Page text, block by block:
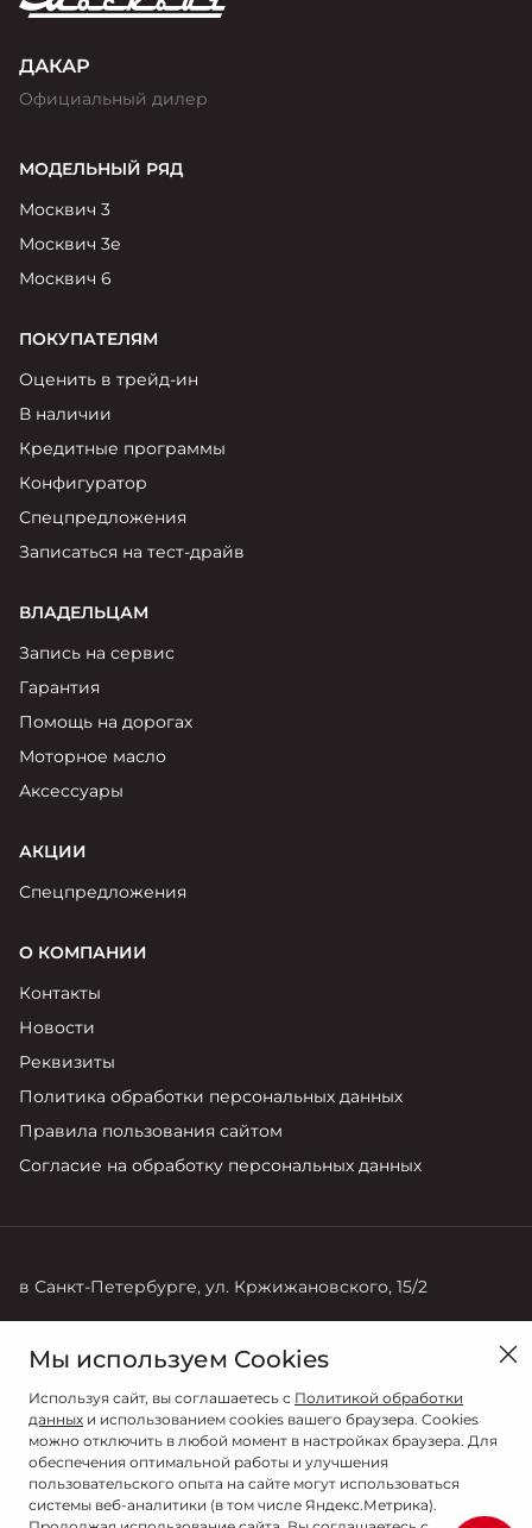
ДАКАР
Официальный дилер
МОДЕЛЬНЫЙ РЯД
Москвич 3
Москвич 3е
Москвич 6
ПОКУПАТЕЛЯМ
Оценить в трейд-ин
В наличии
Кредитные программы
Конфигуратор
Спецпредложения
Записаться на тест-драйв
ВЛАДЕЛЬЦАМ
Запись на сервис
Гарантия
Помощь на дорогах
Моторное масло
Аксессуары
АКЦИИ
Спецпредложения
О КОМПАНИИ
Контакты
Новости
Реквизиты
Политика обработки персональных данных
Правила пользования сайтом
Согласие на обработку персональных данных
в Санкт-Петербурге, ул. Кржижановского, 15/2
+7 (812) 600 70 00
Мы используем Cookies
Используя сайт, вы соглашаетесь с Политикой обработки
данных и использованием cookies вашего браузера. Cookies
можно отключить в любой момент в настройках браузера. Для
обеспечения оптимальной работы и улучшения
пользовательского опыта на сайте могут использоваться
системы веб-аналитики (в том числе Яндекс.Метрика).